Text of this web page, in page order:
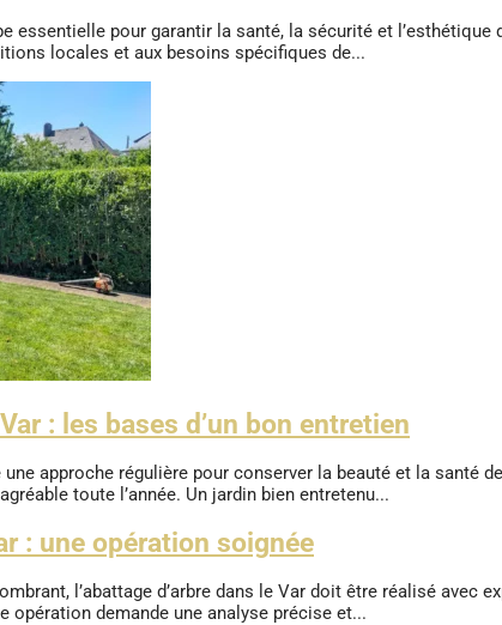
essentielle pour garantir la santé, la sécurité et
locales et aux besoins spécifiques de...
: les bases d’un bon entretien
une approche régulière pour conserver la beauté et la
toute l’année. Un jardin bien entretenu...
: une opération soignée
l’abattage d’arbre dans le Var doit être réalisé
opération demande une analyse précise et...